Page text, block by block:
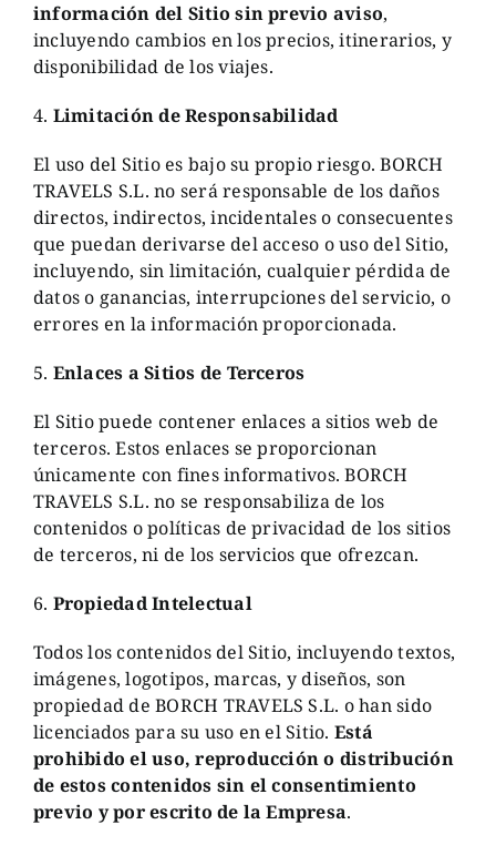
información del Sitio sin previo aviso,
incluyendo cambios en los precios, itinerarios, y
disponibilidad de los viajes.
4. Limitación de Responsabilidad
El uso del Sitio es bajo su propio riesgo. BORCH
TRAVELS S.L. no será responsable de los daños
directos, indirectos, incidentales o consecuentes
que puedan derivarse del acceso o uso del Sitio,
incluyendo, sin limitación, cualquier pérdida de
datos o ganancias, interrupciones del servicio, o
errores en la información proporcionada.
5. Enlaces a Sitios de Terceros
El Sitio puede contener enlaces a sitios web de
terceros. Estos enlaces se proporcionan
únicamente con fines informativos. BORCH
TRAVELS S.L. no se responsabiliza de los
contenidos o políticas de privacidad de los sitios
de terceros, ni de los servicios que ofrezcan.
6. Propiedad Intelectual
Todos los contenidos del Sitio, incluyendo textos,
imágenes, logotipos, marcas, y diseños, son
propiedad de BORCH TRAVELS S.L. o han sido
licenciados para su uso en el Sitio. Está
prohibido el uso, reproducción o distribución
de estos contenidos sin el consentimiento
previo y por escrito de la Empresa.